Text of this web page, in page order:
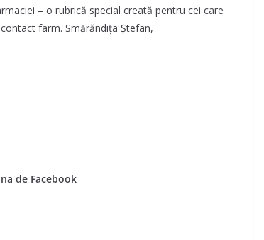
– o rubrică special creată pentru cei care
farm. Smărăndița Ștefan,
de Facebook